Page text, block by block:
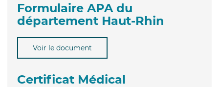
Formulaire APA du
département Haut-Rhin
Voir le document
Certificat Médical